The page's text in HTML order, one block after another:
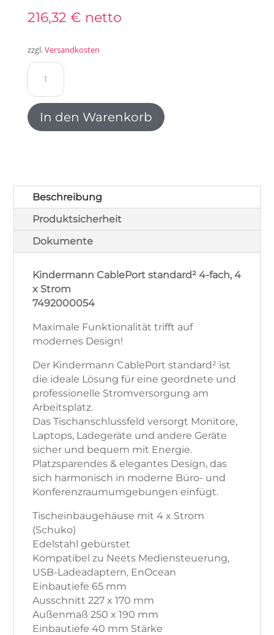
216,32 € netto
zzgl.Versandkosten
Kindermann
CablePort
standard²
4-
fach,
Menge
In den Warenkorb
Beschreibung
Produktsicherheit
Dokumente
Kindermann CablePort standard² 4-fach, 4
x Strom
7492000054
Maximale Funktionalität trifft auf
modernes Design!
Der Kindermann CablePort standard² ist
die ideale Lösung für eine geordnete und
professionelle Stromversorgung am
Arbeitsplatz.
Das Tischanschlussfeld versorgt Monitore,
Laptops, Ladegeräte und andere Geräte
sicher und bequem mit Energie.
Platzsparendes & elegantes Design, das
sich harmonisch in moderne Büro- und
Konferenzraumumgebungen einfügt.
Tischeinbaugehäuse mit 4 x Strom
(Schuko)
Edelstahl gebürstet
Kompatibel zu Neets Mediensteuerung,
USB-Ladeadaptern, EnOcean
Einbautiefe 65 mm
Ausschnitt 227 x 170 mm
Außenmaß 250 x 190 mm
Einbautiefe 40 mm Stärke